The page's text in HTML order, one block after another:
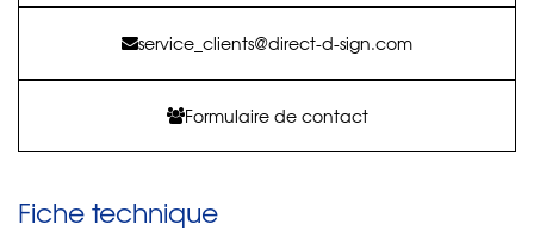
service_clients@direct-d-sign.com
Formulaire de contact
Fiche technique